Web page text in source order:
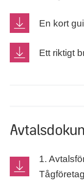
En kort
Ett riktigt
1.